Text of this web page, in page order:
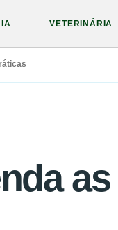
VETERINÁRIA